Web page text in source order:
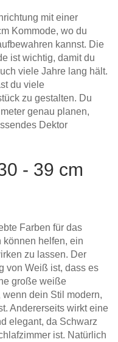
mit einer
Kommode, wo du
kannst. Die
ist wichtig, damit du
viele Jahre lang hält.
du viele
zu gestalten. Du
genau planen,
Dektor
- 39 cm
Farben für das
können helfen, ein
zu lassen. Der
von Weiß ist, dass es
große weiße
dein Stil modern,
Andererseits wirkt eine
elegant, da Schwarz
ist. Natürlich